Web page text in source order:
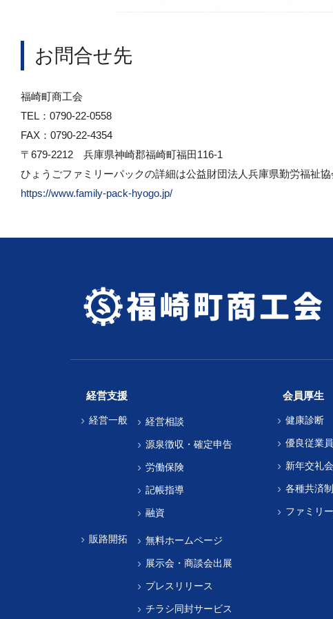
お問合せ先
福崎町商工会
TEL：0790-22-0558
FAX：0790-22-4354
〒679-2212 兵庫県神崎郡福崎町福田116-1
ひょうごファミリーパックの詳細は公益財団法人兵庫県勤労福祉協
https://www.family-pack-hyogo.jp/
経営支援
経営一般 経営相談
源泉徴収・確定申告
労働保険
記帳指導
融資
販路開拓 無料ホームページ
展示会・商談会出展
プレスリリース
チラシ同封サービス
会員厚生
健康診断
優良従業
新年交礼会
各種共済
ファミリ